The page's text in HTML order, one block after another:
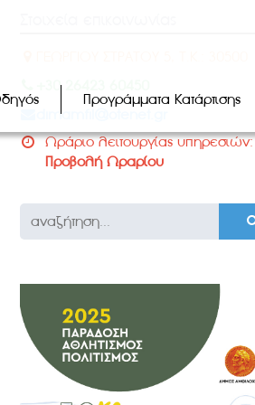
Προγράμματα Κατάρτισης
+30 26423 60450
dimamfil@otenet.gr
Ωράριο λειτουργίας υπηρεσιών:
Προβολή Ωραρίου